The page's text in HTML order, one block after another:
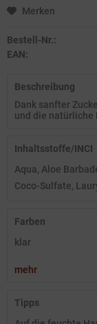
Merken
Bestell-Nr.:
EAN:
Beschreibung
Dank sanfter
und die natürliche
Inhaltsstoffe/INCI
Aqua, Aloe
Coco-Sulfate,
Farben
klar
mehr
Tipps